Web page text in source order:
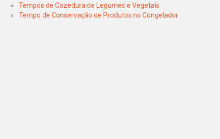
Tempos de Cozedura de Legumes e Vegetais
Tempo de Conservação de Produtos no Congelador